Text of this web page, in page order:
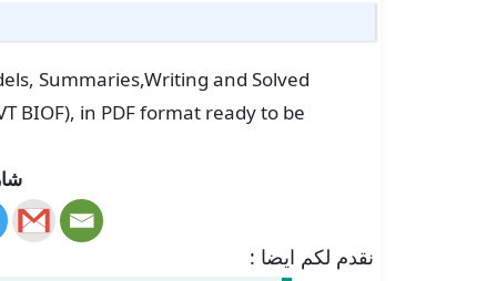
Summaries,Writing and Solved
BIOF), in PDF format ready to be
نقدم لكم ايضا :